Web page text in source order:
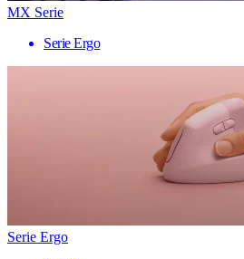
MX Serie
Serie Ergo
Serie Ergo